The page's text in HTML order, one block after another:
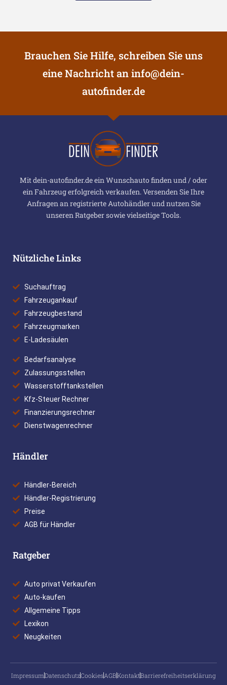
Brauchen Sie Hilfe, schreiben Sie uns
eine Nachricht aninfo@dein-
autofinder.de
Mit dein-autofinder.de ein Wunschauto finden und / oder
ein Fahrzeug erfolgreich verkaufen. Versenden Sie Ihre
Anfragen an registrierte Autohändler und nutzen Sie
unseren Ratgeber sowie vielseitige Tools.
Nützliche Links
Suchauftrag
Fahrzeugankauf
Fahrzeugbestand
Fahrzeugmarken
E-Ladesäulen
Bedarfsanalyse
Zulassungsstellen
Wasserstofftankstellen
Kfz-Steuer Rechner
Finanzierungsrechner
Dienstwagenrechner
Händler
Händler-Bereich
Händler-Registrierung
Preise
AGB für Händler
Ratgeber
Auto privat Verkaufen
Auto-kaufen
Allgemeine Tipps
Lexikon
Neugkeiten
ImpressumDatenschutzCookiesAGBKontaktBarrierefreiheitserklärung